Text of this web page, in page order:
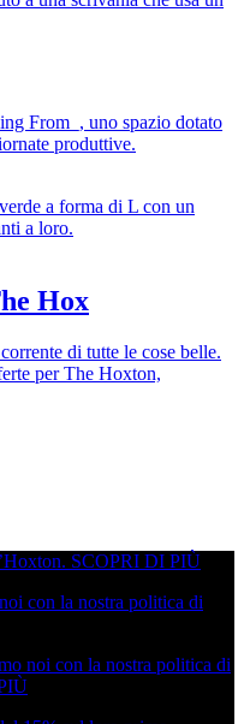
From_, uno spazio dotato
produttive.
Hox
di tutte le cose belle.
per The Hoxton,
SCOPRI DI PIÙ
con la nostra politica di
noi con la nostra politica di